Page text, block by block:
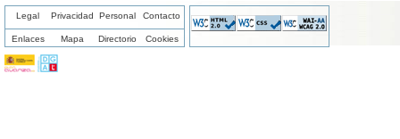
Legal Privacidad Personal Contacto
Enlaces Mapa Directorio Cookies